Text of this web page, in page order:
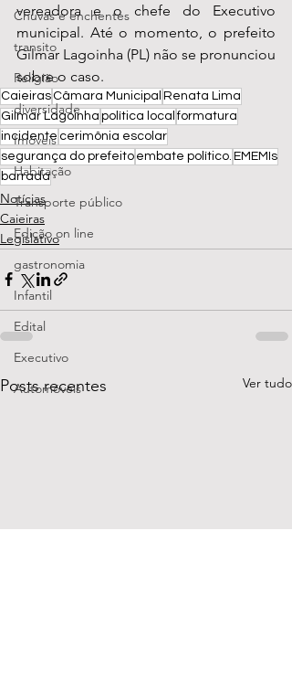
Chuvas e enchentes
transito
Religião
diversidade
Imóveis
Habitação
Transporte público
Edição on line
gastronomia
Infantil
Edital
Executivo
Automóveis
vereadora e o chefe do Executivo
municipal. Até o momento, o prefeito
Gilmar Lagoinha (PL) não se pronunciou
sobre o caso.
Caieiras Câmara Municipal Renata Lima
Gilmar Lagoinha política local formatura
incidente cerimônia escolar
segurança do prefeito embate político. EMEMIs
barrada
Notícias
Caieiras
Legislativo
Posts recentes Ver tudo